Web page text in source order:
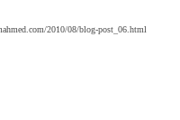
2010/08/blog-post_06.html